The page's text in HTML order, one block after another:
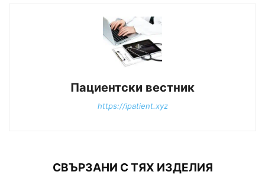
Пациентски вестник
https://ipatient.xyz
СВЪРЗАНИ С ТЯХ ИЗДЕЛИЯ